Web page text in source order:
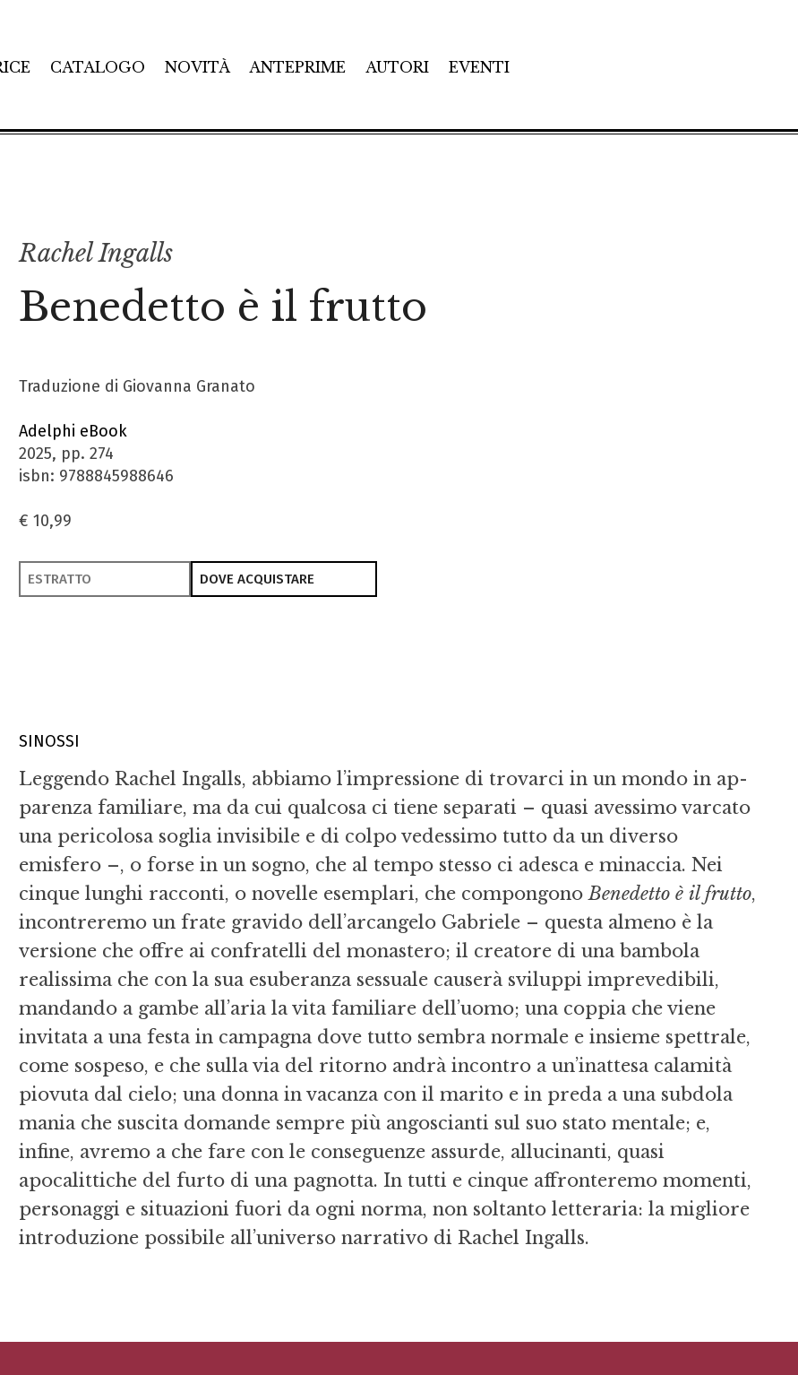
CATALOGO NOVITÀ ANTEPRIME AUTORI EVENTI
Rachel Ingalls
Benedetto è il frutto
Traduzione di Giovanna Granato
Adelphi eBook
2025, pp. 274
isbn: 9788845988646
€ 10,99
ESTRATTO DOVE ACQUISTARE
SINOSSI
Leggendo Rachel Ingalls, abbiamo l’im­pressione di trovarci in un mondo in ap­
parenza familiare, ma da cui qualcosa ci tiene separati – quasi avessimo varcato
u­na pericolosa soglia invisibile e di colpo vedessimo tutto da un diverso
emisfero –, o forse in un sogno, che al tempo stesso ci adesca e minaccia. Nei
cinque lunghi rac­conti, o novelle esemplari, che compon­gonoBenedetto è il frutto,
incontreremo un frate gravido dell’arcangelo Gabriele – que­sta almeno è la
versione che offre ai con­fratelli del monastero; il creatore di una bambola
realissima che con la sua esube­ranza sessuale causerà sviluppi imprevedi­bili,
mandando a gambe all’aria la vita fa­miliare dell’uomo; una coppia che viene
invitata a una festa in campagna dove tut­to sembra normale e insieme spettrale,
co­me sospeso, e che sulla via del ritorno an­drà incontro a un’inattesa calamità
piovu­ta dal cielo; una donna in vacanza con il marito e in preda a una subdola
mania che suscita domande sempre più angoscianti sul suo stato mentale; e,
infine, avremo a che fare con le conseguenze assurde, allu­cinanti, quasi
apocalittiche del furto di u­na pagnotta. In tutti e cinque affrontere­mo momenti,
personaggi e situazioni fuo­ri da ogni norma, non soltanto letteraria: la migliore
introduzione possibile all’uni­verso narrativo di Rachel Ingalls.